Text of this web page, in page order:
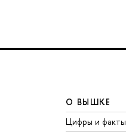
О ВЫШКЕ
Цифры и факты